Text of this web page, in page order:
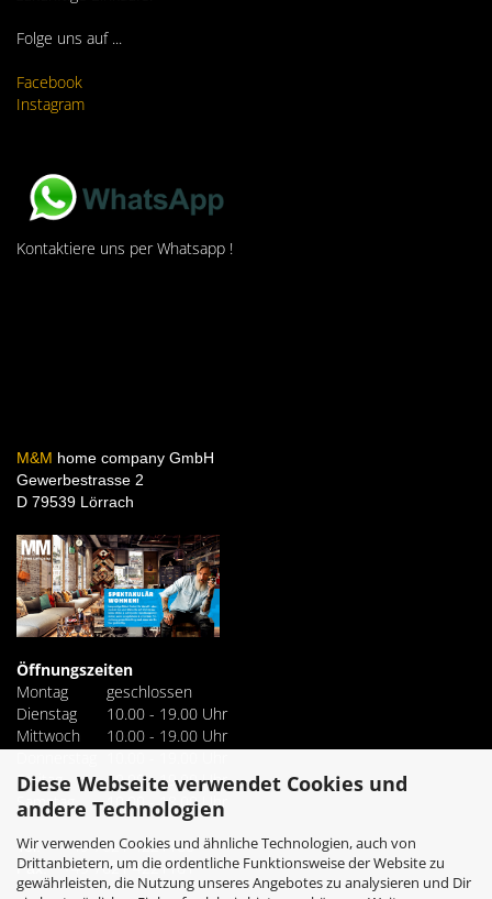
Diese Webseite verwendet Cookies und
andere Technologien
Wir verwenden Cookies und ähnliche Technologien, auch von
Drittanbietern, um die ordentliche Funktionsweise der Website zu
gewährleisten, die Nutzung unseres Angebotes zu analysieren und Dir
Folge uns auf ...
Facebook
Instagram
Kontaktiere uns per Whatsapp !
M&M home company GmbH
Gewerbestrasse 2
D 79539 Lörrach
Öffnungszeiten
Montag
geschlossen
Dienstag
10.00 - 19.00 Uhr
Mittwoch
10.00 - 19.00 Uhr
Freitag
10.00 - 19.00 Uhr
Samstag 10.00 - 18.00 Uhr
Tel. +49 7621 4221160
Fax. +49 7621 4221161